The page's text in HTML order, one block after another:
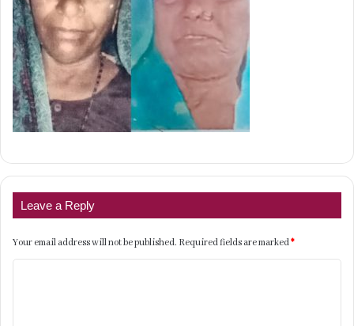
Leave a Reply
Your email address will not be published. Required fields are marked*